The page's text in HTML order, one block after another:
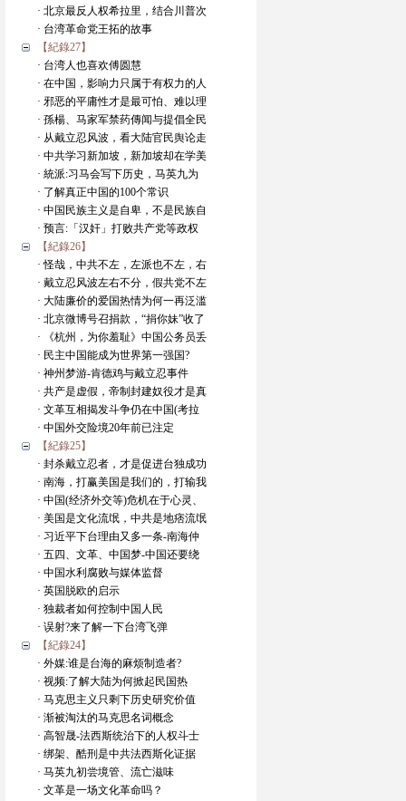
· 北京最反人权希拉里，结合川普次
· 台湾革命党王拓的故事
【紀錄27】
· 台湾人也喜欢傅圆慧
· 在中国，影响力只属于有权力的人
· 邪恶的平庸性才是最可怕、难以理
· 孫楊、马家军禁药傳闻与提倡全民
· 从戴立忍风波，看大陆官民舆论走
· 中共学习新加坡，新加坡却在学美
· 統派:习马会写下历史，马英九为
· 了解真正中国的100个常识
· 中国民族主义是自卑，不是民族自
· 预言:「汉奸」打败共产党等政权
【紀錄26】
· 怪哉，中共不左，左派也不左，右
· 戴立忍风波左右不分，假共党不左
· 大陆廉价的爱国热情为何一再泛滥
· 北京微博号召捐款，“捐你妹”收了
· 《杭州，为你羞耻》中国公务员丢
· 民主中国能成为世界第一强国?
· 神州梦游-肯德鸡与戴立忍事件
· 共产是虚假，帝制封建奴役才是真
· 文革互相揭发斗争仍在中国(考拉
· 中国外交险境20年前已注定
【紀錄25】
· 封杀戴立忍者，才是促进台独成功
· 南海，打赢美国是我们的，打输我
· 中国(经济外交等)危机在于心灵、
· 美国是文化流氓，中共是地痞流氓
· 习近平下台理由又多一条-南海仲
· 五四、文革、中国梦-中国还要绕
· 中国水利腐败与媒体监督
· 英国脱欧的启示
· 独裁者如何控制中国人民
· 误射?来了解一下台湾飞弹
【紀錄24】
· 外媒:谁是台海的麻烦制造者?
· 视频:了解大陆为何掀起民国热
· 马克思主义只剩下历史研究价值
· 渐被淘汰的马克思名词概念
· 高智晟-法西斯统治下的人权斗士
· 绑架、酷刑是中共法西斯化证据
· 马英九初尝境管、流亡滋味
· 文革是一场文化革命吗？